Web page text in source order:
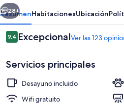
Siguiente
28+
ResumenHabitacionesUbicación
Opiniones
9.49.4 de 10,
ExcepcionalVer las 123
Servicios principales
Desayuno incluido
Wifi gratuito